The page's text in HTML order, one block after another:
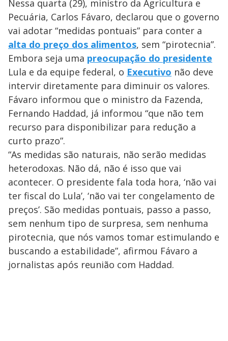
Nessa quarta (29), ministro da Agricultura e
Pecuária, Carlos Fávaro, declarou que o governo
vai adotar “medidas pontuais” para conter a
alta do preço dos alimentos, sem “pirotecnia”.
Embora seja uma preocupação do presidente
Lula e da equipe federal, o Executivo não deve
intervir diretamente para diminuir os valores.
Fávaro informou que o ministro da Fazenda,
Fernando Haddad, já informou “que não tem
recurso para disponibilizar para redução a
curto prazo”.
“As medidas são naturais, não serão medidas
heterodoxas. Não dá, não é isso que vai
acontecer. O presidente fala toda hora, ‘não vai
ter fiscal do Lula’, ‘não vai ter congelamento de
preços’. São medidas pontuais, passo a passo,
sem nenhum tipo de surpresa, sem nenhuma
pirotecnia, que nós vamos tomar estimulando e
buscando a estabilidade”, afirmou Fávaro a
jornalistas após reunião com Haddad.